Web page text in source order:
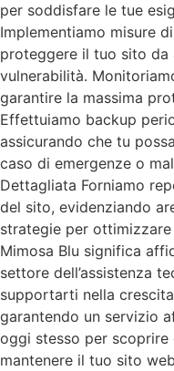
per soddisfare le tue
Implementiamo misure
proteggere il tuo sito
vulnerabilità.
garantire la massima
Effettuiamo backup
assicurando che tu
caso di emergenze o
Dettagliata Forniamo
del sito, evidenziando
strategie per ottimizzare
Mimosa Blu significa
settore dell’assistenza
supportarti nella
garantendo un servizio
oggi stesso per
mantenere il tuo sito